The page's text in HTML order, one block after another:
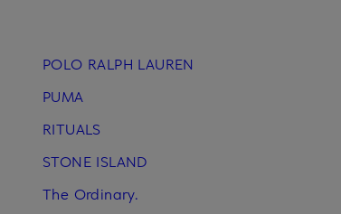
POLO RALPH LAUREN
PUMA
RITUALS
STONE ISLAND
The Ordinary.